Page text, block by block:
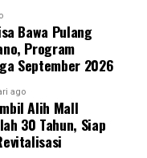
Bawa Pulang
Program
September 2026
ago
Alih Mall
30 Tahun, Siap